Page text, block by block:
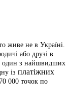
живе не в Україні.
або друзі в
один з найшвидших
із платіжних
000 точок по